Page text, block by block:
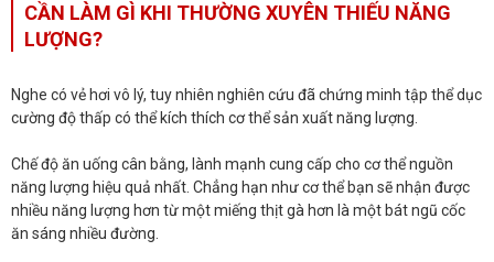
CẦN LÀM GÌ KHI THƯỜNG XUYÊN THIẾU NĂNG
LƯỢNG?
Nghe có vẻ hơi vô lý, tuy nhiên nghiên cứu đã chứng minh tập thể dục
cường độ thấp có thể kích thích cơ thể sản xuất năng lượng.
Chế độ ăn uống cân bằng, lành mạnh cung cấp cho cơ thể nguồn
năng lượng hiệu quả nhất. Chẳng hạn như cơ thể bạn sẽ nhận được
nhiều năng lượng hơn từ một miếng thịt gà hơn là một bát ngũ cốc
ăn sáng nhiều đường.